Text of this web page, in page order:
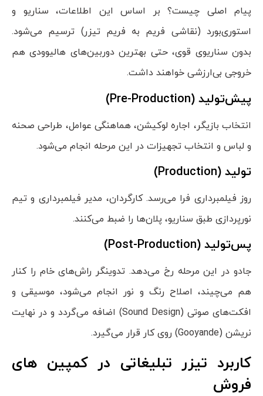
پیام اصلی چیست؟ بر اساس این اطلاعات، سناریو و
استوری‌بورد (نقاشی فریم به فریم تیزر) ترسیم می‌شود.
بدون سناریوی قوی، حتی بهترین دوربین‌های هالیوودی هم
خروجی بی‌ارزشی خواهند داشت.
پیش‌تولید (Pre-Production
)
انتخاب بازیگر، اجاره لوکیشن، هماهنگی عوامل، طراحی صحنه
و لباس و انتخاب تجهیزات در این مرحله انجام می‌شود.
تولید (Production
)
روز فیلمبرداری فرا می‌رسد. کارگردان، مدیر فیلمبرداری و تیم
نورپردازی طبق سناریو، پلان‌ها را ضبط می‌کنند.
پس‌تولید (Post-Production
)
جادو در این مرحله رخ می‌دهد. تدوینگر راش‌های خام را کنار
هم می‌چیند، اصلاح رنگ و نور انجام می‌شود، موسیقی و
افکت‌های صوتی (Sound Design) اضافه می‌گردد و در نهایت
نریشن (Gooyande) روی کار قرار می‌گیرد.
کاربرد تیزر تبلیغاتی در کمپین های
فروش